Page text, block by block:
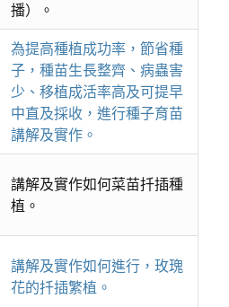
播）。
為提高種植成功率，節省種
子，種苗生長整齊、病蟲害
少、移植成活率高及可提早
中直及採收，進行種子育苗
講解及實作。
講解及實作如何菜苗扦插種
植。
講解及實作如何進行，玫瑰
花的扦插繁植。